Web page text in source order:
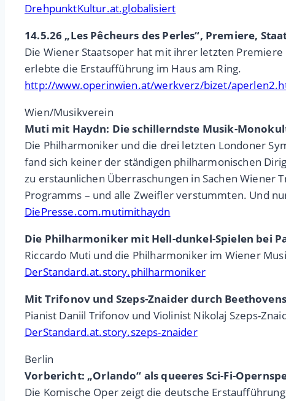
DrehpunktKultur.at.globalisiert
14.5.26 „Les Pêcheurs des Perles“, Premiere,
Die Wiener Staatsoper hat mit ihrer letzten
erlebte die Erstaufführung im Haus am Ring.
http://www.operinwien.at/werkverz/bizet/
Wien/Musikverein
Muti mit Haydn: Die schillerndste Musik-
Die Philharmoniker und die drei letzten Londoner
fand sich keiner der ständigen philharmonischen
zu erstaunlichen Überraschungen in Sachen Wiener
Programms – und alle Zweifler verstummten. Und
DiePresse.com.mutimithaydn
Die Philharmoniker mit Hell-dunkel-Spielen bei
Riccardo Muti und die Philharmoniker im Wiener
DerStandard.at.story.philharmoniker
Mit Trifonov und Szeps-Znaider durch
Pianist Daniil Trifonov und Violinist Nikolaj Szeps-
DerStandard.at.story.szeps-znaider
Berlin
Vorbericht: „Orlando“ als queeres Sci-Fi-
Die Komische Oper zeigt die deutsche